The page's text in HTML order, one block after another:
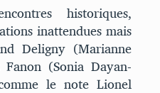
historiques,
inattendues mais
Deligny (Marianne
(Sonia Dayan-
le note Lionel